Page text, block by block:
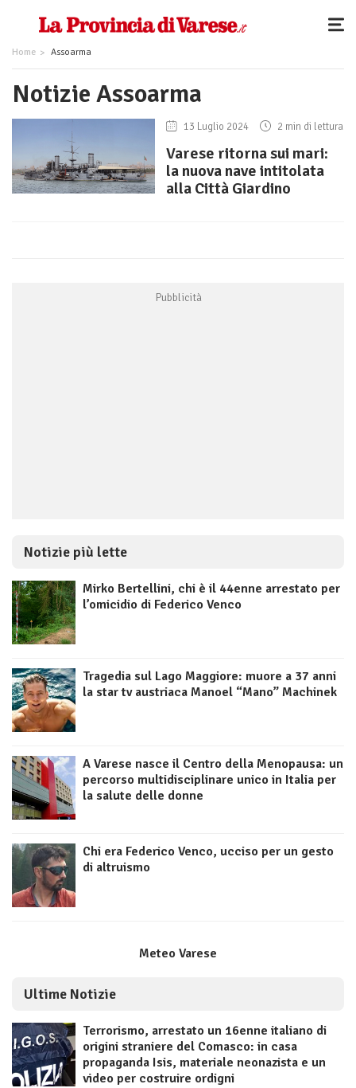
Home Assoarma
Notizie Assoarma
13 Luglio 2024 2 min di lettura
Varese ritorna sui mari:
la nuova nave intitolata
alla Città Giardino
Notizie più lette
Mirko Bertellini, chi è il 44enne arrestato per
l’omicidio di Federico Venco
Tragedia sul Lago Maggiore: muore a 37 anni
la star tv austriaca Manoel “Mano” Machinek
A Varese nasce il Centro della Menopausa: un
percorso multidisciplinare unico in Italia per
la salute delle donne
Chi era Federico Venco, ucciso per un gesto
di altruismo
Meteo Varese
Ultime Notizie
Terrorismo, arrestato un 16enne italiano di
origini straniere del Comasco: in casa
propaganda Isis, materiale neonazista e un
video per costruire ordigni